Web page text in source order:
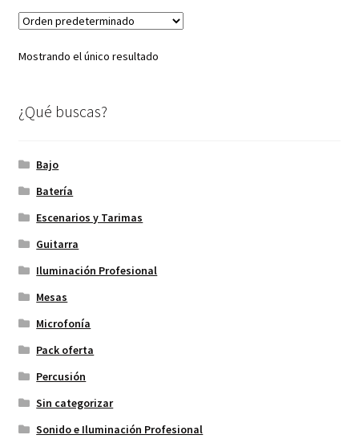
Mostrando el único resultado
¿Qué buscas?
Bajo
Batería
Escenarios y Tarimas
Guitarra
Iluminación Profesional
Mesas
Microfonía
Pack oferta
Percusión
Sin categorizar
Sonido e Iluminación Profesional